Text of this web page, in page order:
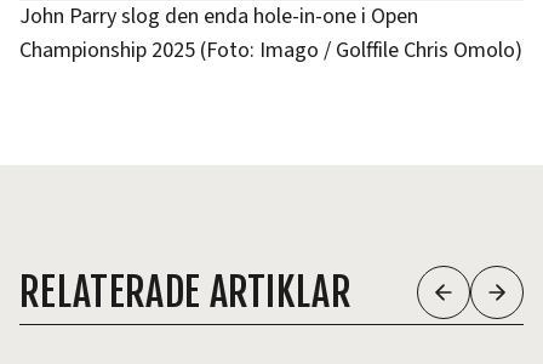
John Parry slog den enda hole-in-one i Open
Championship 2025 (Foto: Imago / Golffile Chris Omolo)
RELATERADE ARTIKLAR